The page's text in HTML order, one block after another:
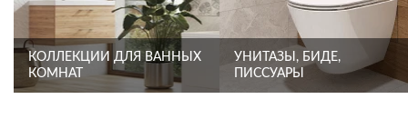
КОЛЛЕКЦИИ ДЛЯ ВАННЫХ
КОМНАТ
УНИТАЗЫ, БИДЕ,
ПИССУАРЫ